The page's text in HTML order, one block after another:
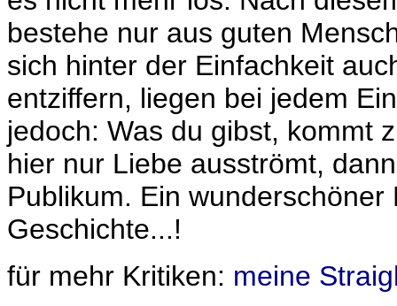
bestehe nur aus guten
sich hinter der Einfachkeit
entziffern, liegen bei jedem
jedoch: Was du gibst, kommt
hier nur Liebe ausströmt,
Publikum. Ein
Geschichte...!
für mehr Kritiken: meine